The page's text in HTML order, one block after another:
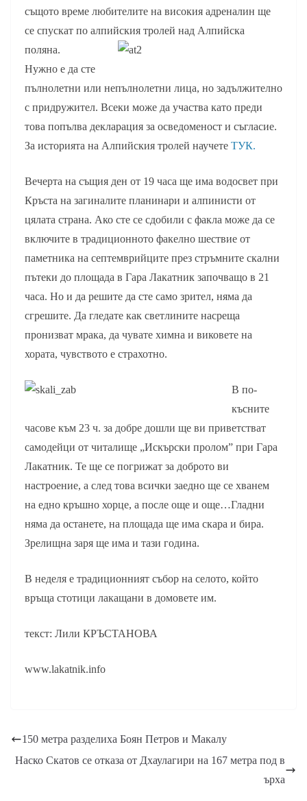
същото време любителите на високия адреналин ще
се спускат по алпийския тролей над Алпийска
поляна.
Нужно е да сте
пълнолетни или непълнолетни лица, но задължително
с придружител. Всеки може да участва като преди
това попълва декларация за осведоменост и съгласие.
За историята на Алпийския тролей научете ТУК.
Вечерта на същия ден от 19 часа ще има водосвет при
Кръста на загиналите планинари и алпинисти от
цялата страна. Ако сте се сдобили с факла може да се
включите в традиционното факелно шествие от
паметника на септемврийците през стръмните скални
пътеки до площада в Гара Лакатник започващо в 21
часа. Но и да решите да сте само зрител, няма да
сгрешите. Да гледате как светлините насреща
пронизват мрака, да чувате химна и виковете на
хората, чувството е страхотно.
В по-
късните
часове към 23 ч. за добре дошли ще ви приветстват
самодейци от читалище „Искърски пролом” при Гара
Лакатник. Те ще се погрижат за доброто ви
настроение, а след това всички заедно ще се хванем
на едно кръшно хорце, а после още и още…Гладни
няма да останете, на площада ще има скара и бира.
Зрелищна заря ще има и тази година.
В неделя e традиционният събор на селото, който
връща стотици лакащани в домовете им.
текст: Лили КРЪСТАНОВА
www.lakatnik.info
150 метра разделиха Боян Петров и Макалу
Наско Скатов се отказа от Дхаулагири на 167 метра под в
ърха